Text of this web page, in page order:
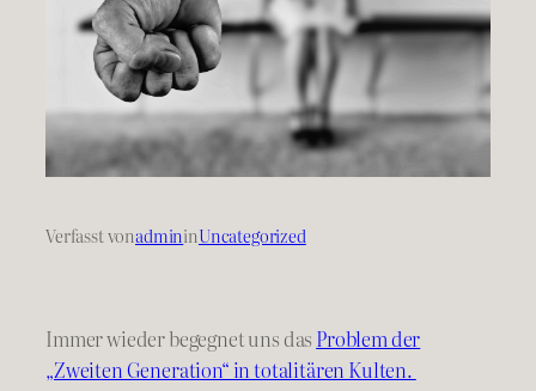
Verfasst vonadmininUncategorized
Immer wieder begegnet uns das Problem der
„Zweiten Generation“ in totalitären Kulten.